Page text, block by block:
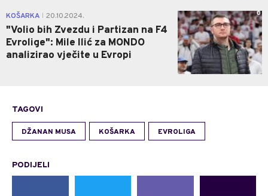
KOŠARKA 20.10.2024.
"Volio bih Zvezdu i Partizan na F4
Evrolige": Mile Ilić za MONDO
analizirao vječite u Evropi
0
TAGOVI
DŽANAN MUSA KOŠARKA EVROLIGA
PODIJELI